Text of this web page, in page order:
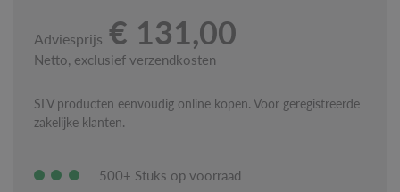
Adviesprijs € 131,00
Netto, exclusief verzendkosten
SLV producten eenvoudig online kopen. Voor geregistreerde
zakelijke klanten.
500+ Stuks op voorraad